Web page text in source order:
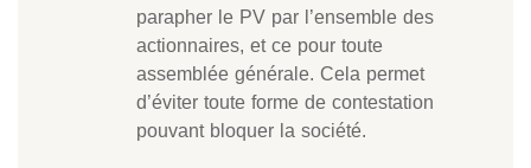
parapher le PV par l’ensemble des
actionnaires, et ce pour toute
assemblée générale. Cela permet
d’éviter toute forme de contestation
pouvant bloquer la société.